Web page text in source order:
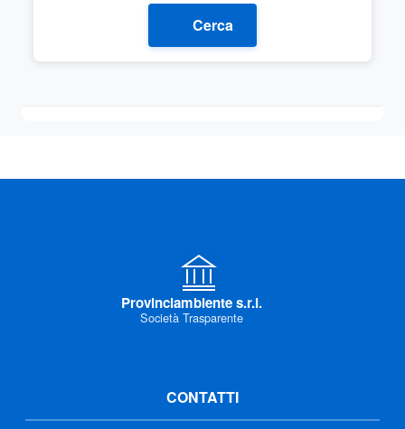
Cerca
Provinciambiente s.r.l.
Società Trasparente
CONTATTI